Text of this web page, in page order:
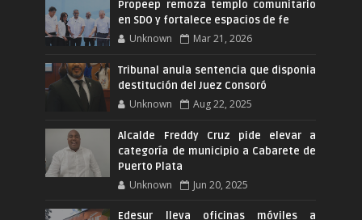
Propeep remoza templo comunitario
en SDO y fortalece espacios de fe
Unknown Mar 21, 2026
Tribunal anula sentencia que disponia
destitución del Juez Consoró
Unknown Aug 22, 2025
Alcalde Freddy Cruz pide elevar a
categoría de municipio a Cabarete de
Puerto Plata
Unknown Jun 20, 2025
Edesur lleva oficinas móviles a